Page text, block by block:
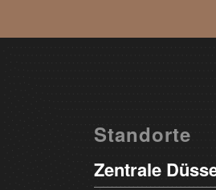
Standorte
Zentrale